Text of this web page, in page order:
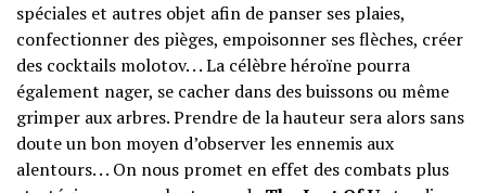
spéciales et autres objet afin de panser ses plaies,
confectionner des pièges, empoisonner ses flèches, créer
des cocktails molotov. . . La célèbre héroïne pourra
également nager, se cacher dans des buissons ou même
grimper aux arbres. Prendre de la hauteur sera alors sans
doute un bon moyen d’observer les ennemis aux
alentours. . . On nous promet en effet des combats plus